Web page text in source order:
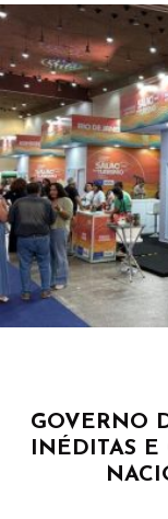
GOVERNO
INÉDITAS